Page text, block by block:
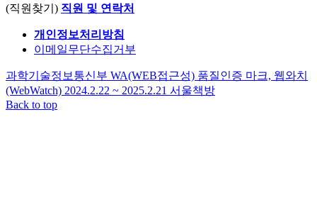
(직원찾기) 직원 및 연락처
개인정보처리방침
이메일무단수집거부
과학기술정보통신부 WA(WEB접근성) 품질인증 마크, 웹와치
(WebWatch) 2024.2.22 ~ 2025.2.21 서울책방
Back to top